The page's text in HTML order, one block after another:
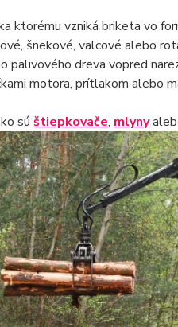
ktorému vzniká briketa vo
šnekové, valcové alebo
dreva vopred
motora, prítlakom alebo
sú štiepkovače, mlyny